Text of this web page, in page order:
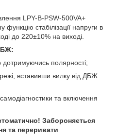
LPY-B-PSW-500VA+
стабілізації напруги в
до 220±10% на виході.
дотримуючись полярності;
вставивши вилку від ДБЖ
та включення
Забороняється
та переривати